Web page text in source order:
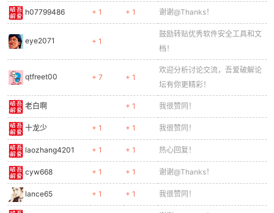
h07799486 + 1 + 1 谢谢@Thanks！
eye2071 + 1
鼓励转贴优秀软件安全工具和文
档！
qtfreet00 + 7 + 1
欢迎分析讨论交流，吾爱破解论
坛有你更精彩！
老白啊 + 1 我很赞同！
十龙少 + 1 + 1 我很赞同！
laozhang4201 + 1 + 1 热心回复！
cyw668 + 1 + 1 谢谢@Thanks！
lance65 + 1 + 1 我很赞同！